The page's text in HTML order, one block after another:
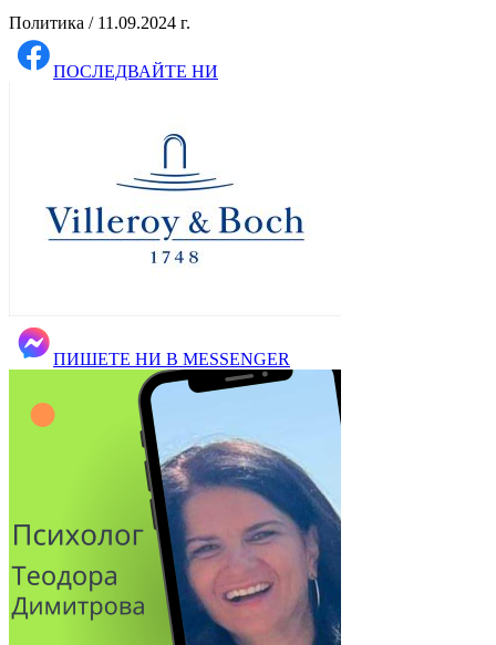
Политика / 11.09.2024 г.
ПОСЛЕДВАЙТЕ НИ
ПИШЕТЕ НИ В MESSENGER